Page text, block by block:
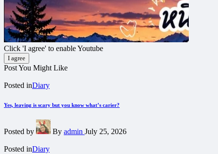
Click 'I agree' to enable Youtube
I agree
Post You Might Like
Posted inDiary
Yes, leaving is scary but you know what’s carier?
Posted by By admin July 25, 2026
Posted inDiary